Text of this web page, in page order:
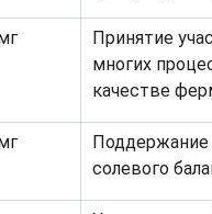
Принятие
многих
качестве
Поддержание
солевого